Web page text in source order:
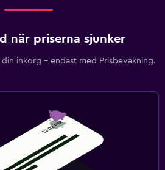
när priserna sjunker
inkorg – endast med Prisbevakning.